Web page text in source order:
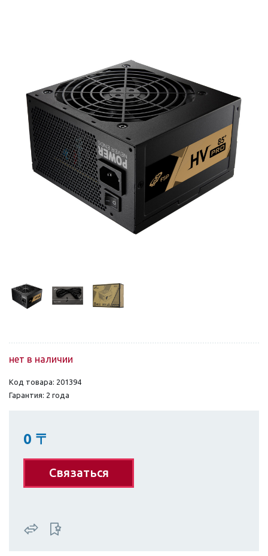
нет в наличии
Код товара: 201394
Гарантия: 2 года
0 〒
Связаться